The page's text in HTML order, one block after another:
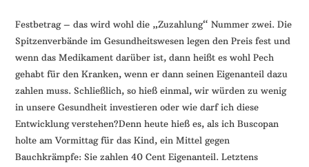
dein
Mut
und
ein
Lächeln
//
Festbetrag – das wird wohl die „Zuzahlung“ Nummer zwei. Die
Spitzenverbände im Gesundheitswesen legen den Preis fest und
wenn das Medikament darüber ist, dann heißt es wohl Pech
gehabt für den Kranken, wenn er dann seinen Eigenanteil dazu
zahlen muss. Schließlich, so hieß einmal, wir würden zu wenig
in unsere Gesundheit investieren oder wie darf ich diese
Entwicklung verstehen?Denn heute hieß es, als ich Buscopan
holte am Vormittag für das Kind, ein Mittel gegen
Bauchkrämpfe: Sie zahlen 40 Cent Eigenanteil. Letztens